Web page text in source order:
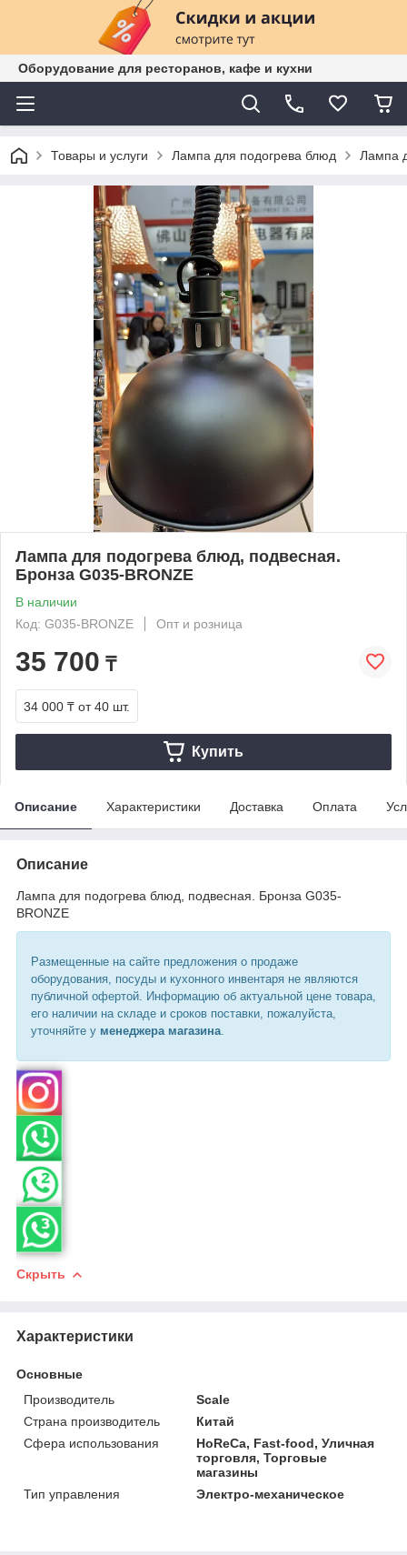
Оборудование для ресторанов, кафе и кухни
Товары и услуги Лампа для подогрева блюд Лампа
Лампа для подогрева блюд, подвесная.
Бронза G035-BRONZE
В наличии
Код: G035-BRONZE
Опт и розница
35 700 ₸
34 000 ₸ от 40 шт.
Купить
Описание Характеристики Доставка Оплата
Описание
Лампа для подогрева блюд, подвесная. Бронза G035-
BRONZE
Размещенные на сайте предложения о продаже
оборудования, посуды и кухонного инвентаря не являются
публичной офертой. Информацию об актуальной цене товара,
его наличии на складе и сроков поставки, пожалуйста,
уточняйте у менеджера магазина
Скрыть
Характеристики
Основные
Производитель
Scale
Страна производитель
Китай
Сфера использования
HoReCa, Fast-food, Уличная
торговля, Торговые
магазины
Тип управления
Электро-механическое